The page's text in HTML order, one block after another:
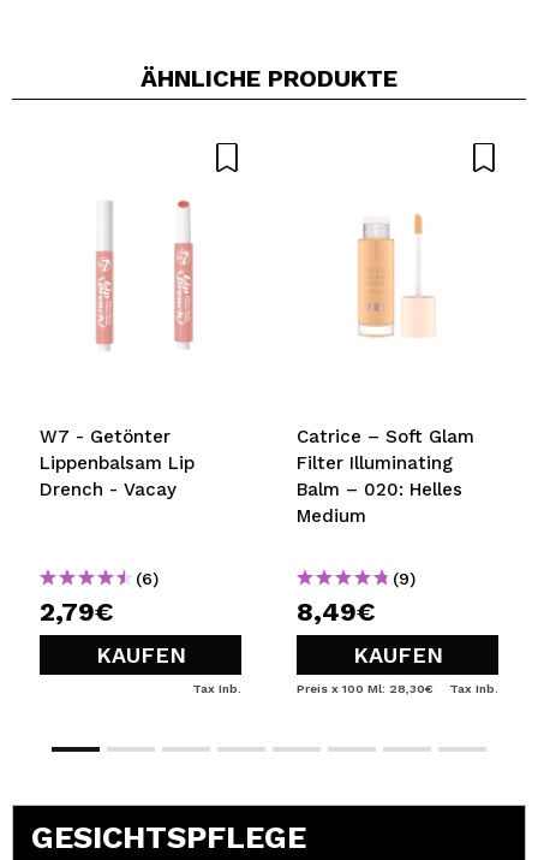
ÄHNLICHE PRODUKTE
W7 - Getönter
Lippenbalsam Lip
Drench - Vacay
(6)
2,79€
KAUFEN
Tax Inb.
Catrice – Soft Glam
Filter Illuminating
Balm – 020: Helles
Medium
(9)
8,49€
KAUFEN
Preis x 100 Ml: 28,30€ Tax Inb.
GESICHTSPFLEGE